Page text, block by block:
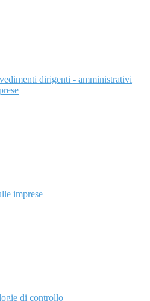
dirigenti - amministrativi
imprese
di controllo